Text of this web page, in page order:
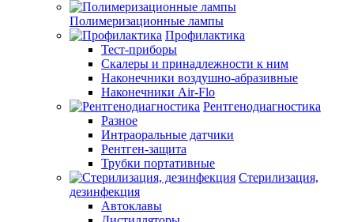
Полимеризационные лампы
Профилактика
Тест-приборы
Скалеры и принадлежности к ним
Наконечники воздушно-абразивные
Наконечники Air-Flo
Рентгенодиагностика
Разное
Интраоральные датчики
Рентген-защита
Трубки портативные
Стерилизация,
дезинфекция
Автоклавы